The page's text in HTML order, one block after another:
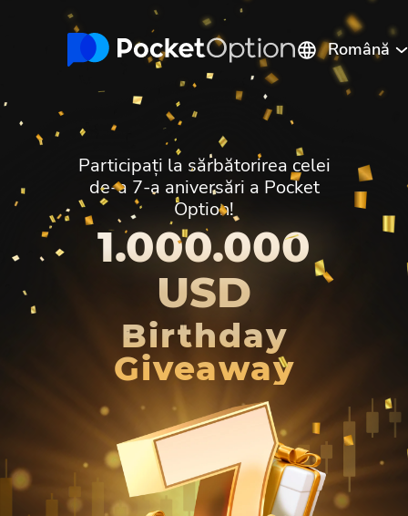
Română
English Русский
Español
Indonesia
Français
ไทย
Deutsch
العربية
Melayu
中文
فارسی
Srpski
Hrvatski
ελληνικά বাংলা
Pilipinas
Kiswahili
Türkmenler
Hinglish
Кыргызча
Қазақша
Nederlands
Yorùbá
Igbo
Hausa
Afrikaans
Тоҷикӣ
Azərbaycan
Ўзбекча
Participați la sărbătorirea celei
de-a 7-a aniversări a Pocket
Option!
1.000.000
USD
Birthday
Giveaway